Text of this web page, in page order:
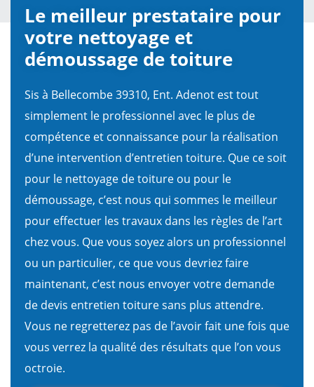
Le meilleur prestataire pour
votre nettoyage et
démoussage de toiture
Sis à Bellecombe 39310, Ent. Adenot est tout
simplement le professionnel avec le plus de
compétence et connaissance pour la réalisation
d’une intervention d’entretien toiture. Que ce soit
pour le nettoyage de toiture ou pour le
démoussage, c’est nous qui sommes le meilleur
pour effectuer les travaux dans les règles de l’art
chez vous. Que vous soyez alors un professionnel
ou un particulier, ce que vous devriez faire
maintenant, c’est nous envoyer votre demande
de devis entretien toiture sans plus attendre.
Vous ne regretterez pas de l’avoir fait une fois que
vous verrez la qualité des résultats que l’on vous
octroie.